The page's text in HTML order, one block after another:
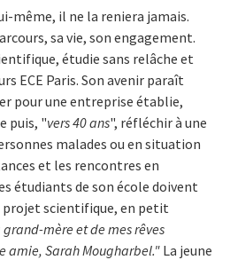
même, il ne la reniera jamais.
sa vie, son engagement.
étudie sans relâche et
ECE Paris. Son avenir paraît
pour une entreprise établie,
puis, "vers 40 ans", réfléchir à une
malades ou en situation
et les rencontres en
étudiants de son école doivent
projet scientifique, en petit
mère et de mes rêves
amie, Sarah Mougharbel." La jeune